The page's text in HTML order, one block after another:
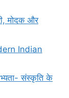
मोदक और
Indian
संस्कृति के